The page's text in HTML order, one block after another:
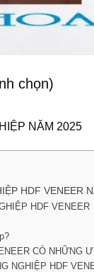
chọn)
NĂM 2025
HDF VENEER
HDF VENEER
CÓ NHỮNG
NGHIỆP HDF